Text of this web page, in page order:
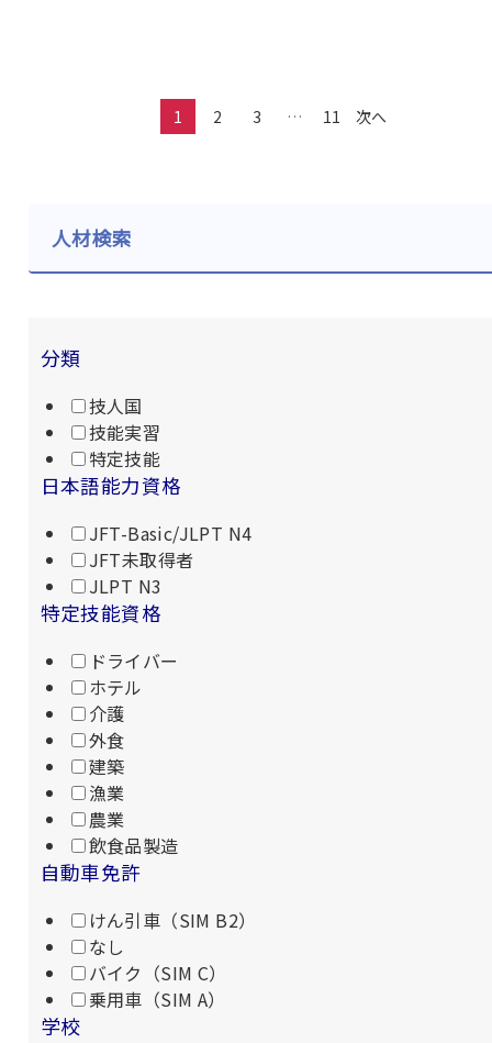
1 2 3 … 11 次へ
人材検索
分類
技人国
技能実習
特定技能
日本語能力資格
JFT-Basic/JLPT N4
JFT未取得者
JLPT N3
特定技能資格
ドライバー
ホテル
介護
外食
建築
漁業
農業
飲食品製造
自動車免許
けん引車（SIM B2）
なし
バイク（SIM C）
乗用車（SIM A）
学校